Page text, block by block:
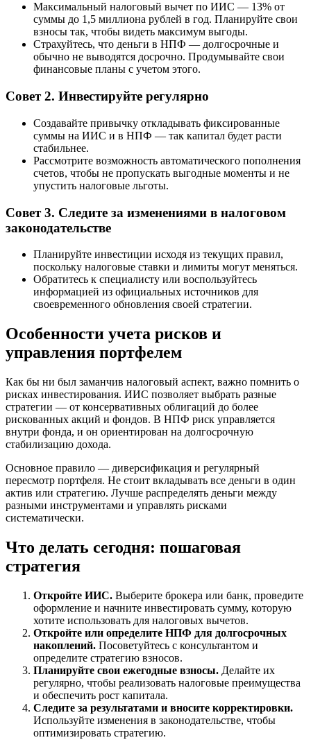
Максимальный налоговый вычет по ИИС — 13% от
суммы до 1,5 миллиона рублей в год. Планируйте свои
взносы так, чтобы видеть максимум выгоды.
Страхуйтесь, что деньги в НПФ — долгосрочные и
обычно не выводятся досрочно. Продумывайте свои
финансовые планы с учетом этого.
Совет 2. Инвестируйте регулярно
Создавайте привычку откладывать фиксированные
суммы на ИИС и в НПФ — так капитал будет расти
стабильнее.
Рассмотрите возможность автоматического пополнения
счетов, чтобы не пропускать выгодные моменты и не
упустить налоговые льготы.
Совет 3. Следите за изменениями в налоговом
законодательстве
Планируйте инвестиции исходя из текущих правил,
поскольку налоговые ставки и лимиты могут меняться.
Обратитесь к специалисту или воспользуйтесь
информацией из официальных источников для
своевременного обновления своей стратегии.
Особенности учета рисков и
управления портфелем
Как бы ни был заманчив налоговый аспект, важно помнить о
рисках инвестирования. ИИС позволяет выбрать разные
стратегии — от консервативных облигаций до более
рискованных акций и фондов. В НПФ риск управляется
внутри фонда, и он ориентирован на долгосрочную
стабилизацию дохода.
Основное правило — диверсификация и регулярный
пересмотр портфеля. Не стоит вкладывать все деньги в один
актив или стратегию. Лучше распределять деньги между
разными инструментами и управлять рисками
систематически.
Что делать сегодня: пошаговая
стратегия
Откройте ИИС. Выберите брокера или банк, проведите
оформление и начните инвестировать сумму, которую
хотите использовать для налоговых вычетов.
Откройте или определите НПФ для долгосрочных
накоплений. Посоветуйтесь с консультантом и
определите стратегию взносов.
Планируйте свои ежегодные взносы. Делайте их
регулярно, чтобы реализовать налоговые преимущества
и обеспечить рост капитала.
Следите за результатами и вносите корректировки.
Используйте изменения в законодательстве, чтобы
оптимизировать стратегию.